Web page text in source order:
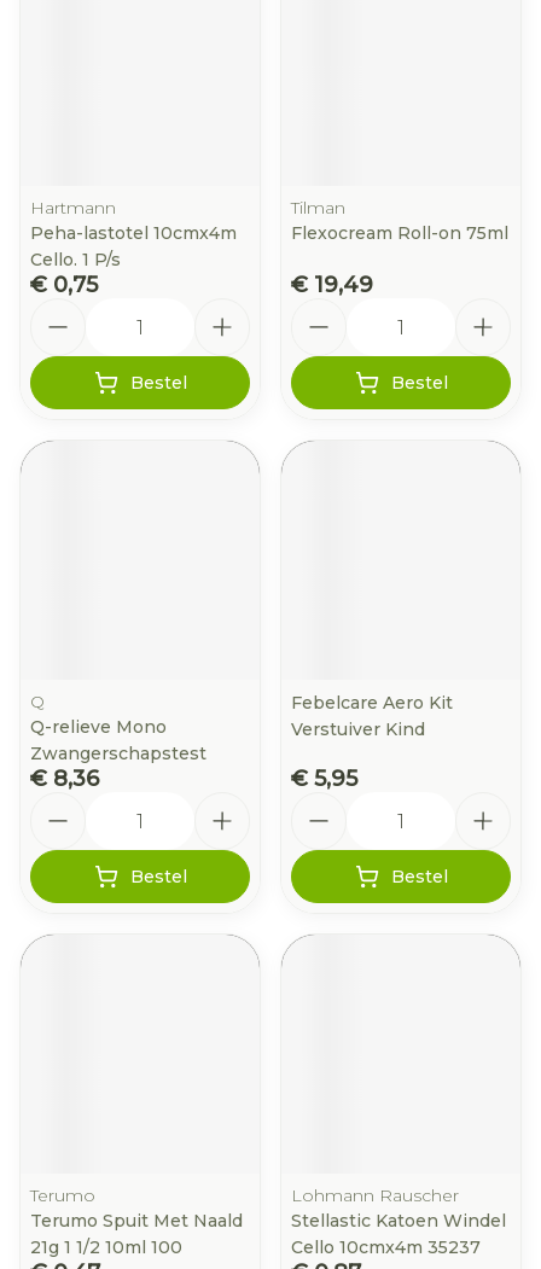
Hartmann
Peha-lastotel 10cmx4m
Cello. 1 P/s
€ 0,75
Bestel
Tilman
Flexocream Roll-on 75ml
€ 19,49
Bestel
Q
Q-relieve Mono
Zwangerschapstest
€ 8,36
Bestel
Febelcare Aero Kit
Verstuiver Kind
€ 5,95
Bestel
Terumo
Terumo Spuit Met Naald
21g 1 1/2 10ml 100
Lohmann Rauscher
Stellastic Katoen Windel
Cello 10cmx4m 35237